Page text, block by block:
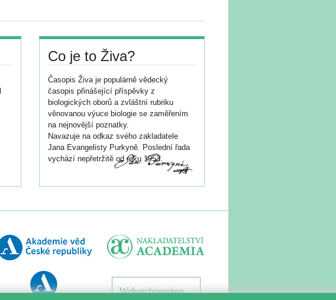
Co je to Živa?
Časopis Živa je populárně vědecký
časopis přinášející příspěvky z
biologických oborů a zvláštní rubriku
věnovanou výuce biologie se zaměřením
na nejnovější poznatky.
Navazuje na odkaz svého zakladatele
Jana Evangelisty Purkyně. Poslední řada
vychází nepřetržitě od roku 1953.